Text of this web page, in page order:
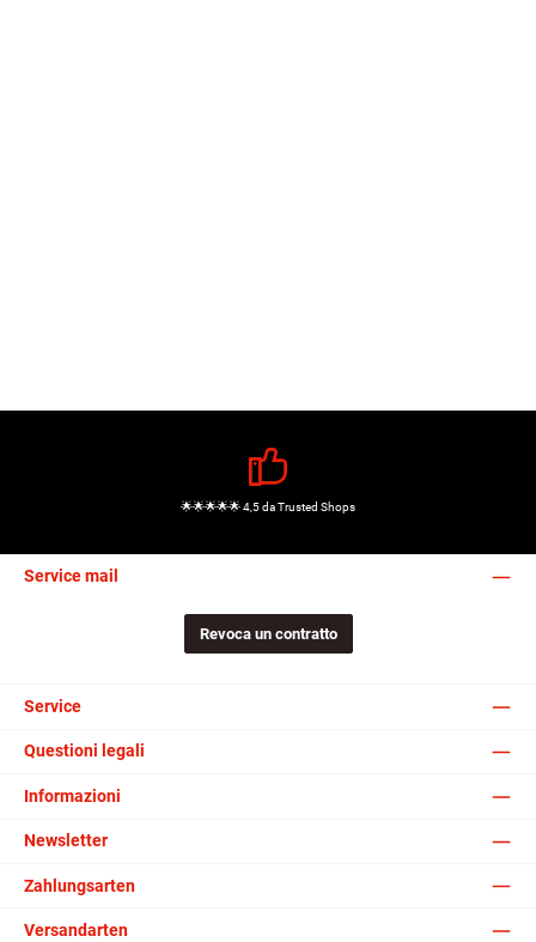
🌟🌟🌟🌟🌟 4,5 da Trusted Shops
Service mail
Revoca un contratto
Service
Questioni legali
Informazioni
Newsletter
Zahlungsarten
Versandarten